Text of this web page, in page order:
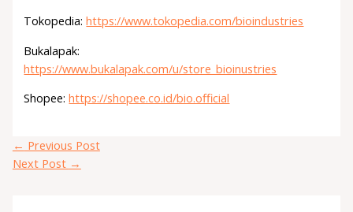
Tokopedia:https://www.tokopedia.com/bioindustries
Bukalapak:
https://www.bukalapak.com/u/store_bioinustries
Shopee:https://shopee.co.id/bio.official
← Previous Post
Next Post →